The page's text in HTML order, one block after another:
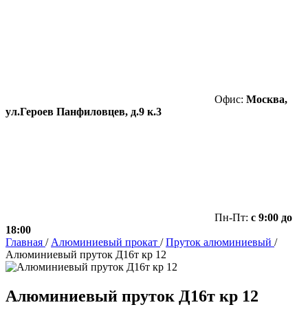
Офис: Москва,
ул.Героев Панфиловцев, д.9 к.3
Пн-Пт: с 9:00 до
18:00
Главная / Алюминиевый прокат / Пруток алюминиевый /
Алюминиевый пруток Д16т кр 12
Алюминиевый пруток Д16т кр 12